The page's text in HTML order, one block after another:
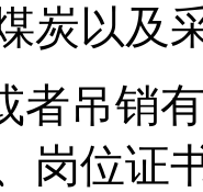
炭以及
者吊销
岗位证